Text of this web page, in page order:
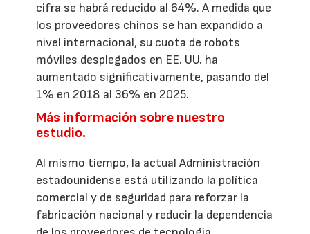
cifra se habrá reducido al 64%. A medida que
los proveedores chinos se han expandido a
nivel internacional, su cuota de robots
móviles desplegados en EE. UU. ha
aumentado significativamente, pasando del
1% en 2018 al 36% en 2025.
Más información sobre nuestro
estudio.
Al mismo tiempo, la actual Administración
estadounidense está utilizando la política
comercial y de seguridad para reforzar la
fabricación nacional y reducir la dependencia